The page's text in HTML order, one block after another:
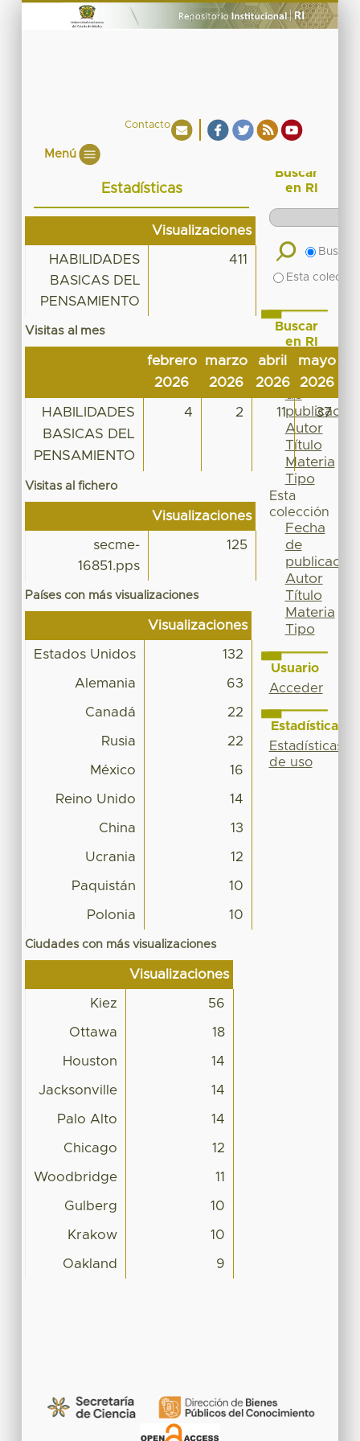
Contacto
Menú
Estadísticas
Visualizaciones
HABILIDADES
BASICAS DEL
PENSAMIENTO
411
Visitas al mes
febrero
2026
marzo
2026
abril
2026
mayo
2026
HABILIDADES
BASICAS DEL
PENSAMIENTO
4 2 11 37
Visitas al fichero
Visualizaciones
secme-
16851.pps
125
Países con más visualizaciones
Visualizaciones
Estados Unidos 132
Alemania 63
Canadá 22
Rusia 22
México 16
Reino Unido 14
China 13
Ucrania 12
Paquistán 10
Polonia 10
Ciudades con más visualizaciones
Visualizaciones
Kiez 56
Ottawa 18
Houston 14
Jacksonville 14
Palo Alto 14
Chicago 12
Woodbridge 11
Gulberg 10
Krakow 10
Oakland 9
Buscar
en RI
Buscar
Esta
Buscar
en RI
Por
Fecha
de
publicación
Autor
Título
Materia
Tipo
Esta
colección
Fecha
de
publicación
Autor
Título
Materia
Tipo
Usuario
Acceder
Estadísticas
Estadísticas
de uso